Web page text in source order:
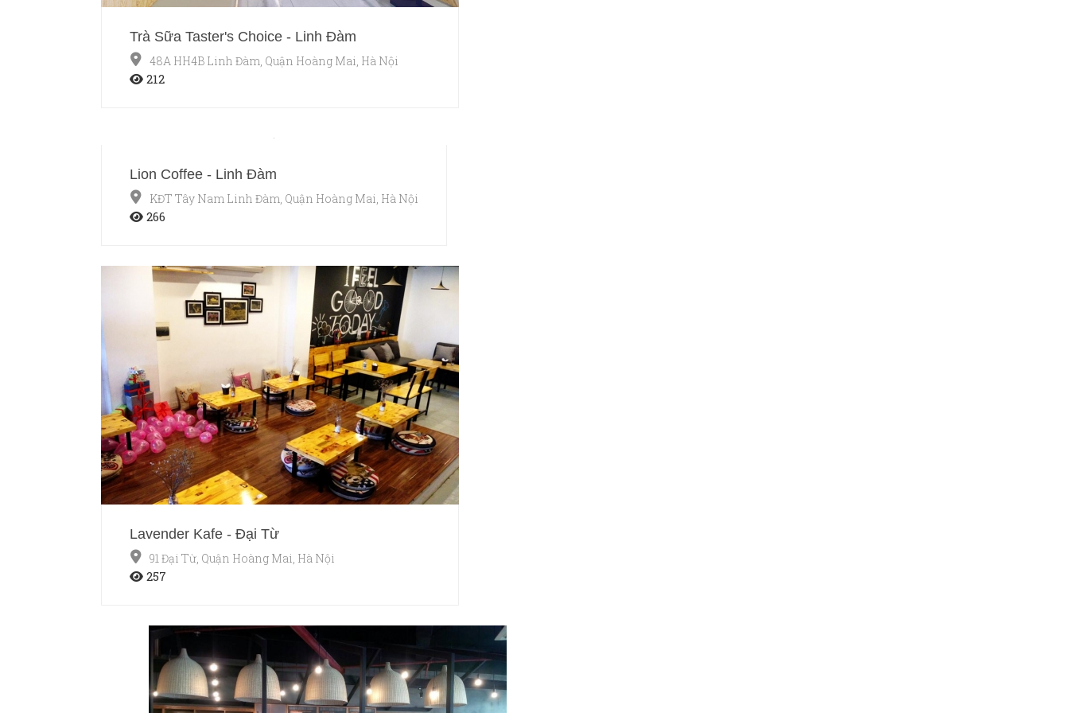
Trà Sữa Taster's Choice - Linh Đàm
48A HH4B Linh Đàm, Quận Hoàng Mai, Hà Nội
212
Lion Coffee - Linh Đàm
KĐT Tây Nam Linh Đàm, Quận Hoàng Mai, Hà Nội
266
Lavender Kafe - Đại Từ
91 Đại Từ, Quận Hoàng Mai, Hà Nội
257